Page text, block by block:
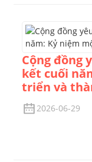
Cộng đồng
kết cuối
triển và
2026-06-29